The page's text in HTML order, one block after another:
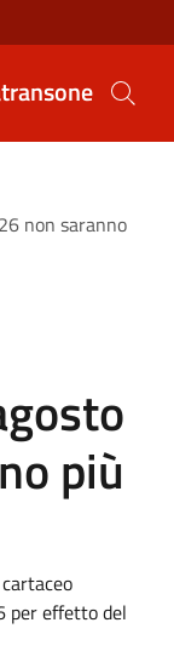
non saranno
più
per effetto del